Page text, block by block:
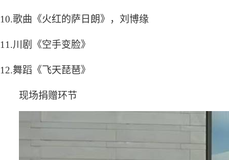
10.歌曲 《火红的萨日朗》 ， 刘博缘
11.川剧 《空手变脸》
12.舞蹈 《飞天琵琶》
现场捐赠环节